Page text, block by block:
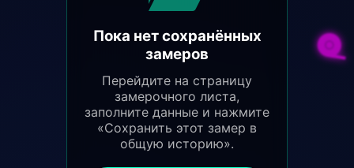
Пока нет сохранённых
замеров
Перейдите на страницу
замерочного листа,
заполните данные и нажмите
«Сохранить этот замер в
общую историю».